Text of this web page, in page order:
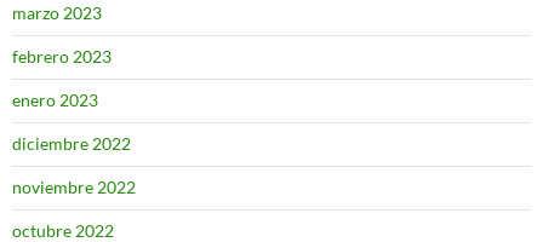
marzo 2023
febrero 2023
enero 2023
diciembre 2022
noviembre 2022
octubre 2022